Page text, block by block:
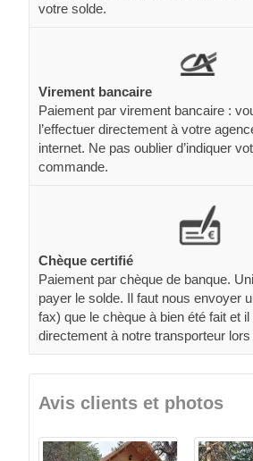
votre solde.
Virement bancaire
Paiement par virement bancaire :
l’effectuer directement à votre
internet. Ne pas oublier d’indiquer
commande.
Chèque certifié
Paiement par chèque de banque.
payer le solde. Il faut nous envoyer
fax) que le chèque à bien été fait et
directement à notre transporteur
Avis clients et photos